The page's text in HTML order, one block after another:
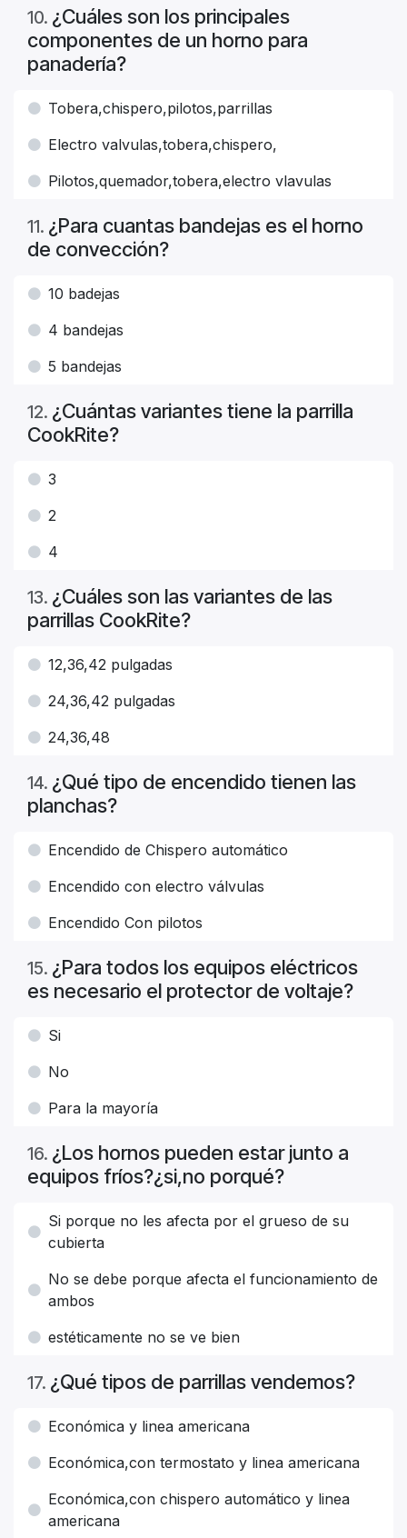
10. ¿Cuáles son los principales
componentes de un horno para
panadería?
Tobera,chispero,pilotos,parrillas
Electro valvulas,tobera,chispero,
Pilotos,quemador,tobera,electro vlavulas
11. ¿Para cuantas bandejas es el horno
de convección?
10 badejas
4 bandejas
5 bandejas
12. ¿Cuántas variantes tiene la parrilla
CookRite?
3
2
4
13. ¿Cuáles son las variantes de las
parrillas CookRite?
12,36,42 pulgadas
24,36,42 pulgadas
24,36,48
14. ¿Qué tipo de encendido tienen las
planchas?
Encendido de Chispero automático
Encendido con electro válvulas
Encendido Con pilotos
15. ¿Para todos los equipos eléctricos
es necesario el protector de voltaje?
Si
No
Para la mayoría
16. ¿Los hornos pueden estar junto a
equipos fríos?¿si,no porqué?
Si porque no les afecta por el grueso de su
cubierta
No se debe porque afecta el funcionamiento de
ambos
estéticamente no se ve bien
17. ¿Qué tipos de parrillas vendemos?
Económica y linea americana
Económica,con termostato y linea americana
Económica,con chispero automático y linea
americana